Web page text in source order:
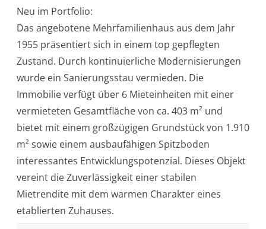
p
l
g
e
M
h
f
m
l
e
h
u
i
Neu im Portfolio:
Das angebotene Mehrfamilienhaus aus dem Jahr
1955 präsentiert sich in einem top gepflegten
Zustand. Durch kontinuierliche Modernisierungen
wurde ein Sanierungsstau vermieden. Die
Immobilie verfügt über 6 Mieteinheiten mit einer
vermieteten Gesamtfläche von ca. 403 m² und
bietet mit einem großzügigen Grundstück von 1.910
m² sowie einem ausbaufähigen Spitzboden
interessantes Entwicklungspotenzial. Dieses Objekt
vereint die Zuverlässigkeit einer stabilen
Mietrendite mit dem warmen Charakter eines
etablierten Zuhauses.